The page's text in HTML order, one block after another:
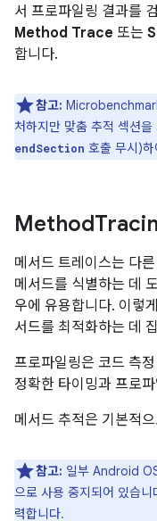
서 프로파일링 결과를
Method Trace 또는
합니다.
참고:
처하지만 맞춤 추적 섹션을
endSection 호출 무시)
Method
메서드 트레이스는 다
메서드를 식별하는 데
우에 유용합니다. 이렇
서드를 최적화하는 데
프로파일링은 코드 측
정확한 타이밍과 프로
메서드 추적은 기본적
참고: 일부 Android
으로 사용 중지되어 있습
력합니다.